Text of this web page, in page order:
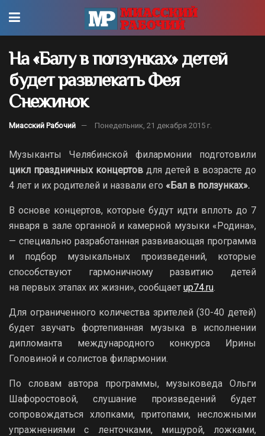
На «Балу в ползунках» детей
будет развлекать Фея
Снежинок
Миасский Рабочий Понедельник, 21 декабря 2015 г.
Музыканты Челябинской филармонии подготовили
цикл праздничных концертов для детей в возрасте до
4 лет и их родителей и назвали его «Бал в ползунках».
В основе концертов, которые будут идти вплоть до 7
января в зале органной и камерной музыки «Родина»,
— специально разработанная развивающая программа
и подбор музыкальных произведений, которые
способствуют гармоничному развитию детей
на первых этапах их жизни», сообщает up74.ru.
Для ограниченного количества зрителей (30-40 детей)
будет звучать фортепианная музыка в исполнении
дипломанта международного конкурса Ирины
Головиной и солистов филармонии.
По словам автора программы, музыковеда Ольги
Шафоростовой, слушание произведений будет
сопровождаться хлопками, притопами, несложными
упражнениями с ленточками, мишурой, ложками,